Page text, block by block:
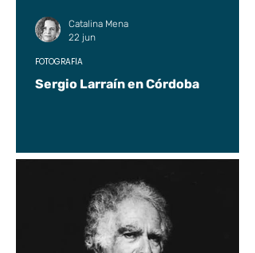
Sergio Larraín en Córdoba
FOTOGRAFÍA
Catalina Mena
22 jun